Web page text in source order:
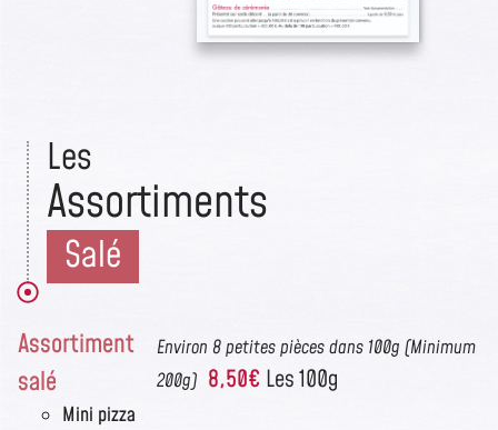
Les
Assortiments
Salé
Assortiment
salé
Environ 8 petites pièces dans 100g (Minimum
200g) 8,50€ Les 100g
Mini pizza